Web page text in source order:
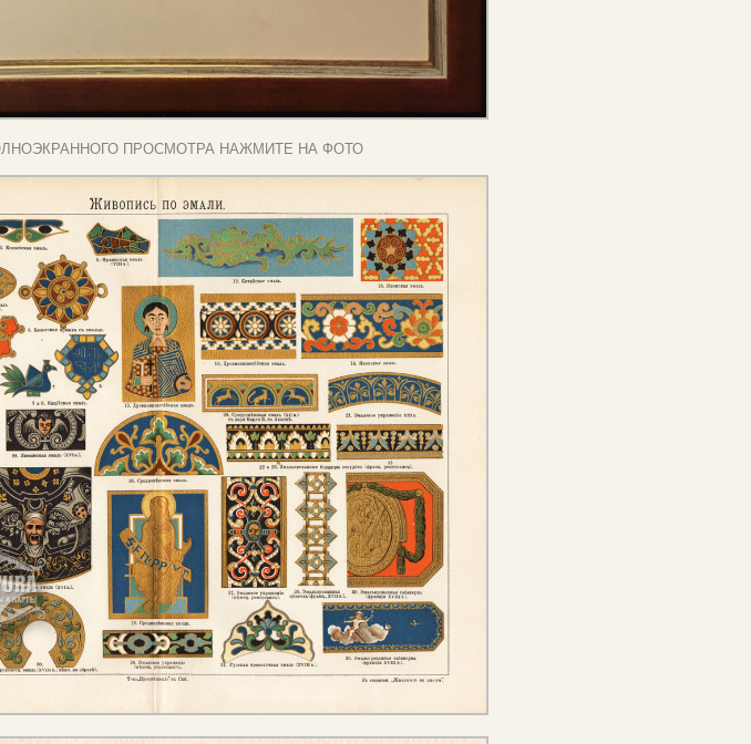
ПРОСМОТРА НАЖМИТЕ НА ФОТО